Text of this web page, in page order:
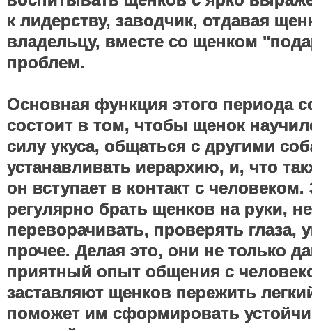
к лидерству, заводчик, отдавая
владельцу, вместе со щенком
проблем.
Основная функция этого периода
состоит в том, чтобы щенок
силу укуса, общаться с другими
устанавливать иерархию, и, что
он вступает в контакт с
регулярно брать щенков на руки,
переворачивать, проверять
прочее. Делая это, они не только
приятный опыт общения с
заставляют щенков пережить
поможет им сформировать